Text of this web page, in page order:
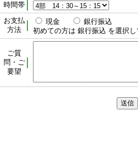
時間帯
お支払
方法
現金
銀行振込
初めての方は 銀行振込 を選択し
ご質
問・ご
要望